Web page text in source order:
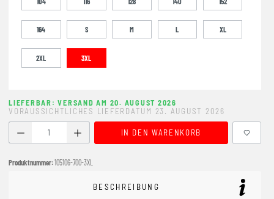
164 S M L XL
2XL 3XL
LIEFERBAR: VERSAND AM 20. AUGUST 2026
VORAUSSICHTLICHES LIEFERDATUM 23. AUGUST 2026
Produkt Anzahl: Gib den gewünschten Wert ein oder
IN DEN WARENKORB
Produktnummer:105106-700-3XL
BESCHREIBUNG